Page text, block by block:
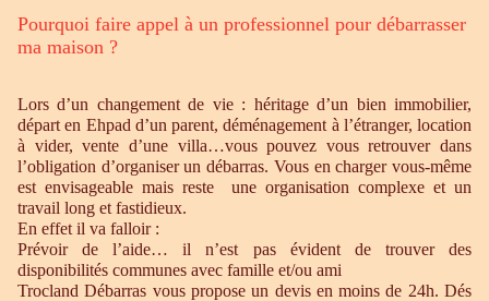
Pourquoi faire appel à un professionnel pour débarrasser
ma maison ?
Lors d’un changement de vie : héritage d’un bien immobilier,
départ en Ehpad d’un parent, déménagement à l’étranger, location
à vider, vente d’une villa…vous pouvez vous retrouver dans
l’obligation d’organiser un débarras. Vous en charger vous-même
est envisageable mais reste une organisation complexe et un
travail long et fastidieux.
En effet il va falloir :
Prévoir de l’aide… il n’est pas évident de trouver des
disponibilités communes avec famille et/ou ami
Trocland Débarras vous propose un devis en moins de 24h. Dés